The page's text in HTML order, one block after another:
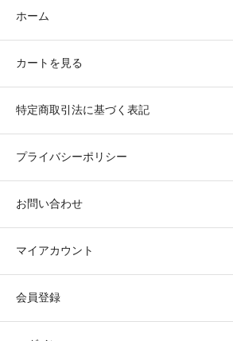
ホーム
カートを見る
特定商取引法に基づく表記
プライバシーポリシー
お問い合わせ
マイアカウント
会員登録